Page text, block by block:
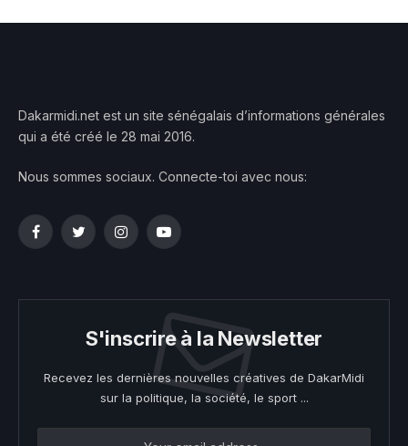
Dakarmidi.net est un site sénégalais d’informations générales
qui a été créé le 28 mai 2016.
Nous sommes sociaux. Connecte-toi avec nous:
FacebookTwitterInstagramYouTube
S'inscrire à la Newsletter
Recevez les dernières nouvelles créatives de DakarMidi
sur la politique, la société, le sport ...